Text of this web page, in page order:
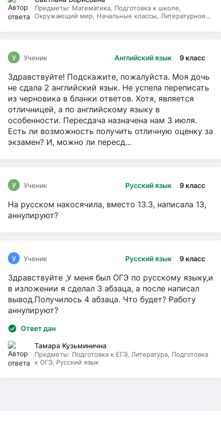
Предметы: Математика, Подготовка к школе,
Окружающий мир, Начальные классы, Литературное
Английский язык 9 класс
У Ученик
Здравствуйте! Подскажите, пожалуйста. Моя дочь
не сдала 2 английский язык. Не успела переписать
из черновика в бланки ответов. Хотя, является
отличницей, а по английскому языку в
особенности. Пересдача назначена нам 3 июля.
Есть ли возможность получить отличную оценку за
экзамен? И, можно ли пересд...
Русский язык 9 класс
У Ученик
На русском накосячила, вместо 13.3, написала 13,
аннулируют?
Русский язык 9 класс
У Ученик
Здравствуйте ,У меня был ОГЭ по русскому языку,и
в изложении я сделал 3 абзаца, а после написал
вывод.Получилось 4 абзаца. Что будет? Работу
аннулируют?
Ответ дан
Тамара Кузьминична
Предметы: Подготовка к ЕГЭ, Литература, Подготовка
к ОГЭ, Русский язык